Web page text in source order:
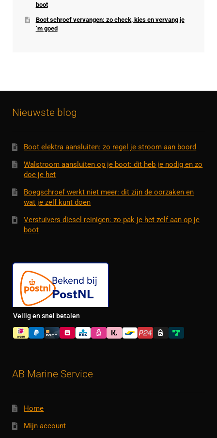
boot
Boot schroef vervangen: zo check, kies en vervang je
’m goed
Nieuwste blog
Boot elektra aansluiten: zo regel je stroom aan boord
Walstroom aansluiten op je boot: dit heb je nodig en zo
doe je het
Boegschroef werkt niet meer: dit zijn de oorzaken en
wat je zelf kunt doen
Verstuivers diesel reinigen: zo pak je het zelf aan op je
boot
Veilig en snel betalen
AB Marine Service
Home
Mijn account